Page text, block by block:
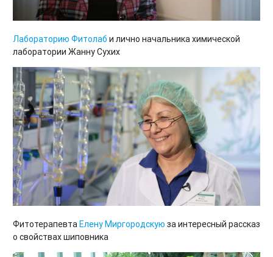
Лабораторию Фитолаб и лично начальника химической
лаборатории Жанну Сухих
ФитотерапевтаЕлену Миргородскую за интересный рассказ
о свойствах шиповника